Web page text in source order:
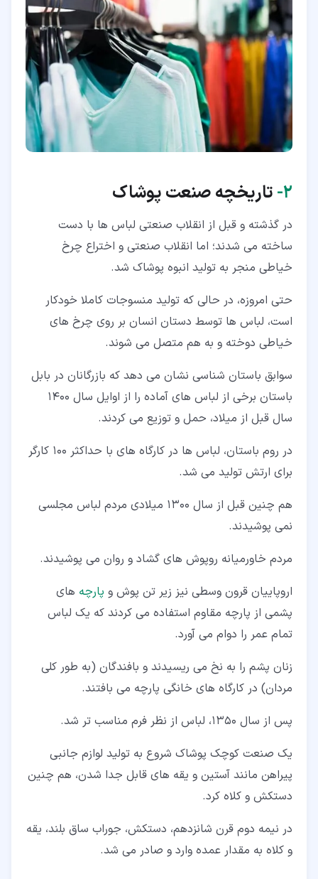
۲‏- تاریخچه صنعت پوشاک
در گذشته و قبل از انقلاب صنعتی لباس ها با دست
ساخته می شدند؛ اما انقلاب صنعتی و اختراع چرخ
خیاطی منجر به تولید انبوه پوشاک شد.
حتی امروزه، در حالی که تولید منسوجات کاملا خودکار
است، لباس ها توسط دستان انسان بر روی چرخ های
خیاطی دوخته و به هم متصل می شوند.
سوابق باستان شناسی نشان می دهد که بازرگانان در بابل
باستان برخی از لباس های آماده را از اوایل سال 1400
سال قبل از میلاد، حمل و توزیع می کردند.
در روم باستان، لباس ها در کارگاه های با حداکثر 100 کارگر
برای ارتش تولید می شد.
هم چنین قبل از سال 1300 میلادی مردم لباس مجلسی
نمی پوشیدند.
مردم خاورمیانه روپوش های گشاد و روان می پوشیدند.
اروپاییان قرون وسطی نیز زیر تن پوش و پارچه های
پشمی از پارچه مقاوم استفاده می کردند که یک لباس
تمام عمر را دوام می آورد.
زنان پشم را به نخ می ریسیدند و بافندگان (به طور کلی
مردان) در کارگاه های خانگی پارچه می بافتند.
پس از سال 1350، لباس از نظر فرم مناسب تر شد.
یک صنعت کوچک پوشاک شروع به تولید لوازم جانبی
پیراهن مانند آستین و یقه های قابل جدا شدن، هم چنین
دستکش و کلاه کرد.
در نیمه دوم قرن شانزدهم، دستکش، جوراب ساق بلند، یقه
و کلاه به مقدار عمده وارد و صادر می شد.